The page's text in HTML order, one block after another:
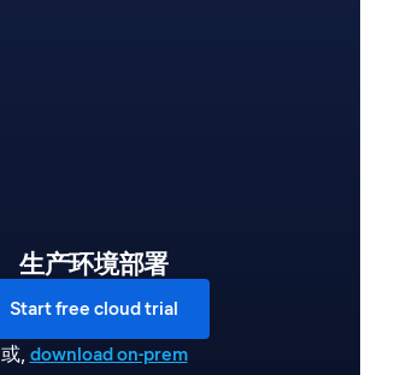
生产环境部署
Start free cloud trial
或, download on-prem